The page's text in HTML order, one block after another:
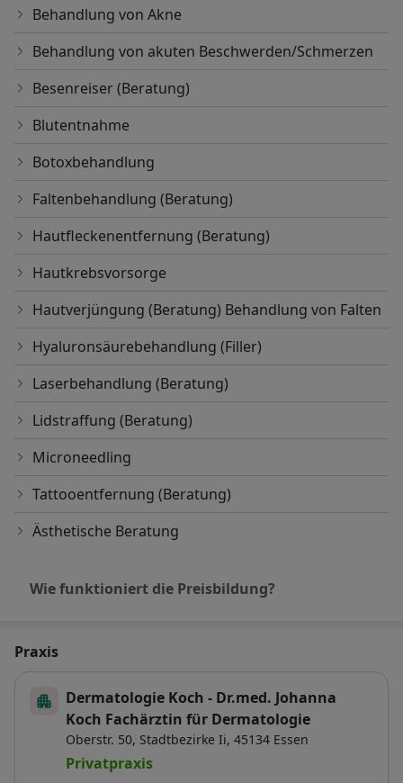
Behandlung von Akne
Behandlung von akuten Beschwerden/Schmerzen
Besenreiser (Beratung)
Blutentnahme
Botoxbehandlung
Faltenbehandlung (Beratung)
Hautfleckenentfernung (Beratung)
Hautkrebsvorsorge
Hautverjüngung (Beratung) Behandlung von Falten
Hyaluronsäurebehandlung (Filler)
Laserbehandlung (Beratung)
Lidstraffung (Beratung)
Microneedling
Tattooentfernung (Beratung)
Ästhetische Beratung
Wie funktioniert die Preisbildung?
Praxis
Dermatologie Koch - Dr.med. Johanna
Koch Fachärztin für Dermatologie
Oberstr. 50, Stadtbezirke Ii, 45134 Essen
Privatpraxis